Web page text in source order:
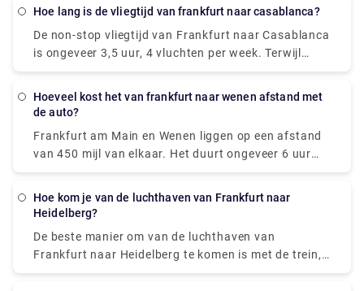
brandstofkosten bedragen ongeveer € 10 en het
kunt echter ook vooraf een privétaxi boeken op onze
website, namelijk Rydeu.
minuten om de afstand af te leggen en kost u € 2 - €
10.
Hoe lang is de vliegtijd van frankfurt naar casablanca?
De non-stop vliegtijd van Frankfurt naar Casablanca
is ongeveer 3,5 uur, 4 vluchten per week. Terwijl
vluchten met één tussenstop er meestal meer dan
Hoeveel kost het van frankfurt naar wenen afstand met
de auto?
Frankfurt am Main en Wenen liggen op een afstand
van 450 mijl van elkaar. Het duurt ongeveer 6 uur
met de auto en de brandstofkosten bedragen € 100.
Hoe kom je van de luchthaven van Frankfurt naar
Heidelberg?
De beste manier om van de luchthaven van
Frankfurt naar Heidelberg te komen is met de trein,
die er ongeveer een uur over doet via Mannheim,